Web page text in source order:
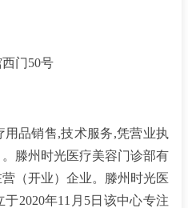
门50号
品销售,技术服务,凭营业执
滕州时光医疗美容门诊部有
（开业）企业。滕州时光医
2020年11月5日该中心专注